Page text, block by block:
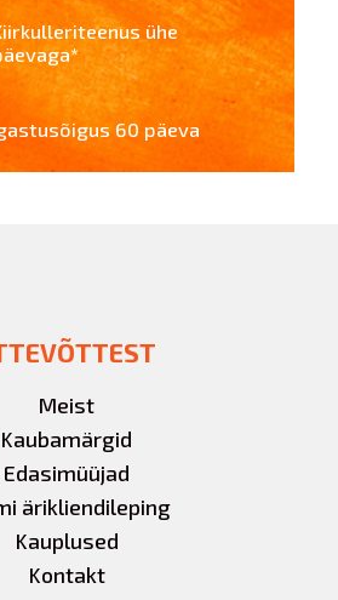
ühe
60 päeva
Meist
Kaubamärgid
Edasimüüjad
ärikliendileping
Kauplused
Kontakt